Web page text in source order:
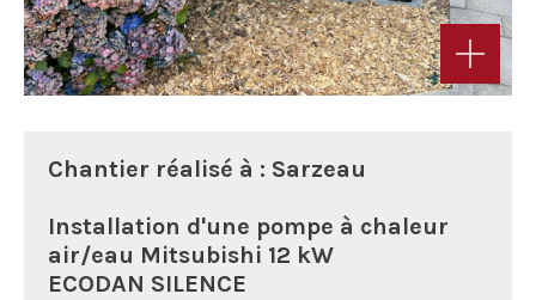
Chantier réalisé à : Sarzeau
Installation d'une pompe à chaleur
air/eau Mitsubishi 12 kW
ECODAN SILENCE